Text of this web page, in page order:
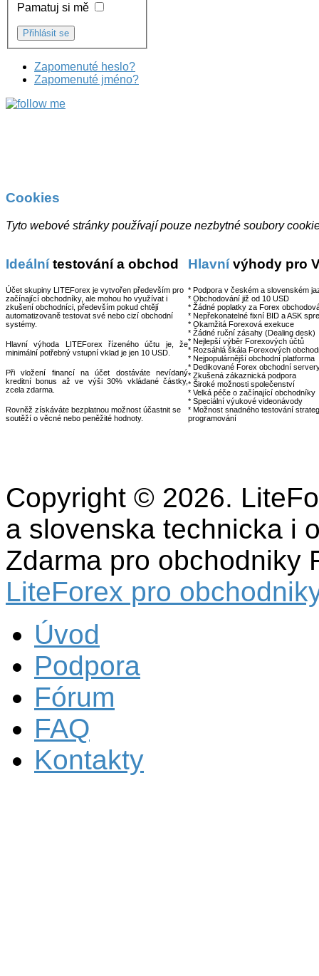
Pamatuj si mě
Zapomenuté heslo?
Zapomenuté jméno?
Cookies
Tyto webové stránky používají pouze nezbytné soubory
Ideálnítestování a obchod
Účet skupiny LITEForex je vytvořen především pro
začínající obchodníky, ale mohou ho využívat i
zkušení obchodníci, především pokud chtějí
automatizovaně testovat své nebo cizí obchodní
systémy.
Hlavní výhoda LITEForex řízeného účtu je, že
minimální potřebný vstupní vklad je jen 10 USD.
Při vložení financí na účet dostáváte nevídaný
kreditní bonus až ve výši 30% vkládané částky,
zcela zdarma.
Rovněž získáváte bezplatnou možnost účastnit se
soutěží o věcné nebo peněžité hodnoty.
Hlavnívýhody pro
* Podpora v českém a slovenském
* Obchodování již od 10 USD
* Žádné poplatky za Forex
* Nepřekonatelné fixní BID a ASK
* Okamžitá Forexová exekuce
* Žádné ruční zásahy (Dealing desk)
* Nejlepší výběr Forexových účtů
* Rozsáhlá škála Forexových
* Nejpopulárnější obchodní platforma
* Dedikované Forex obchodní
* Zkušená zákaznická podpora
* Široké možnosti společenství
* Velká péče o začínající obchodníky
* Speciální výukové videonávody
* Možnost snadného testování
programování
Copyright © 2026.
a slovenska technicka i
Zdarma pro obchodniky
LiteForex pro
Úvod
Podpora
Fórum
FAQ
Kontakty